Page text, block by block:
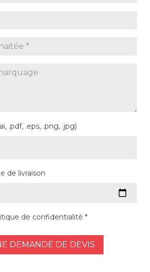
.pdf, .eps, .png, .jpg)
de livraison
de confidentialité *
DEMANDE DE DEVIS